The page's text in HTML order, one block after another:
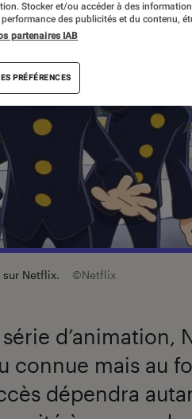
sur Netflix. ©Netflix
d’animation,
connue mais au
dépendra
Stocker et/ou accéder à des
performance des publicités et du contenu,
partenaires IAB
PRÉFÉRENCES